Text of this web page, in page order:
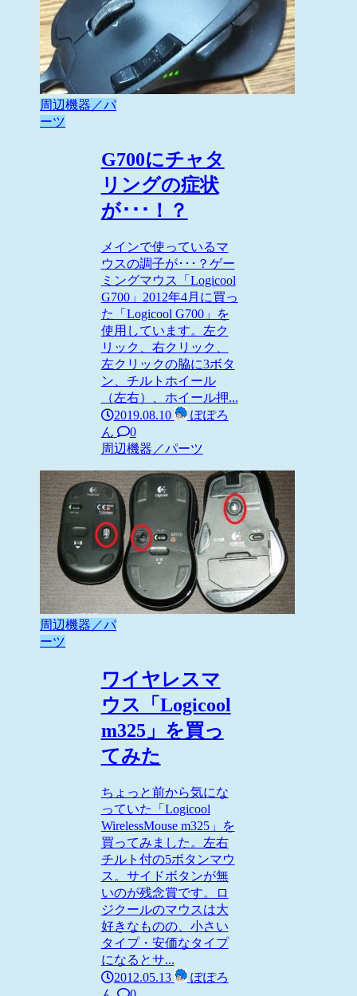
周辺機器／パ
ーツ
G700にチャタ
リングの症状
が･･･！？
メインで使っているマ
ウスの調子が･･･？ゲー
ミングマウス「Logicool
G700」2012年4月に買っ
た「Logicool G700」を
使用しています。左ク
リック、右クリック、
左クリックの脇に3ボタ
ン、チルトホイール
（左右）、ホイール押...
2019.08.10
ぽぽろ
ん
0
周辺機器／パーツ
周辺機器／パ
ーツ
ワイヤレスマ
ウス「Logicool
m325」を買っ
てみた
ちょっと前から気にな
っていた「Logicool
WirelessMouse m325」を
買ってみました。左右
チルト付の5ボタンマウ
ス。サイドボタンが無
いのが残念賞です。ロ
ジクールのマウスは大
好きなものの、小さい
タイプ・安価なタイプ
になるとサ...
2012.05.13
ぽぽろ